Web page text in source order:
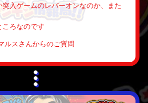
突入ゲームのレバーオンなのか、また
ころなのです
ルスさんからのご質問